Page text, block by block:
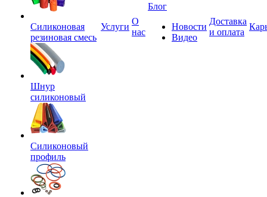
Силиконовая
резиновая смесь
Шнур
силиконовый
Силиконовый
профиль
Услуги
О
нас
Блог
Новости
Видео
Доставка
и оплата